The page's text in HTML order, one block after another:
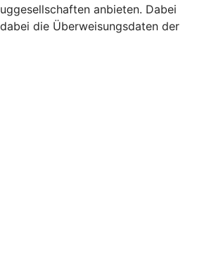
anbieten. Dabei
die Überweisungsdaten der